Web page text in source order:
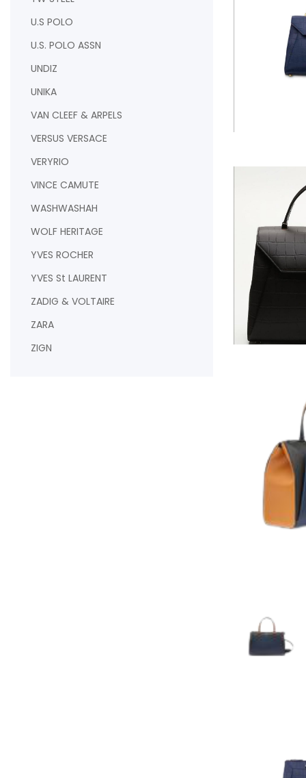
U.S POLO
U.S. POLO ASSN
UNDIZ
UNIKA
VAN CLEEF & ARPELS
VERSUS VERSACE
VERYRIO
VINCE CAMUTE
WASHWASHAH
WOLF HERITAGE
YVES ROCHER
YVES St LAURENT
ZADIG & VOLTAIRE
ZARA
ZIGN